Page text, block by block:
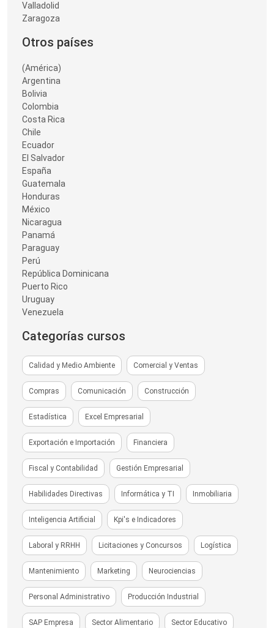
Valladolid
Zaragoza
Otros países
(América)
Argentina
Bolivia
Colombia
Costa Rica
Chile
Ecuador
El Salvador
España
Guatemala
Honduras
México
Nicaragua
Panamá
Paraguay
Perú
República Dominicana
Puerto Rico
Uruguay
Venezuela
Categorías cursos
Calidad y Medio Ambiente Comercial y Ventas
Compras Comunicación Construcción
Estadística Excel Empresarial
Exportación e Importación Financiera
Fiscal y Contabilidad Gestión Empresarial
Habilidades Directivas Informática y TI Inmobiliaria
Inteligencia Artificial Kpi's e Indicadores
Laboral y RRHH Licitaciones y Concursos Logística
Mantenimiento Marketing Neurociencias
Personal Administrativo Producción Industrial
SAP Empresa Sector Alimentario Sector Educativo